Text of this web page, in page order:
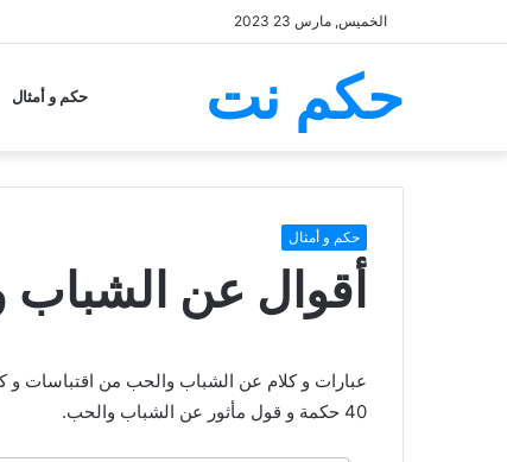
الخميس, مارس 23 2023
حكم نت حكم و أمثال
حكم و أمثال
أقوال عن الشباب
عبارات و كلام عن الشباب والحب من اقتباسات و
40 حكمة و قول مأثور عن الشباب والحب.